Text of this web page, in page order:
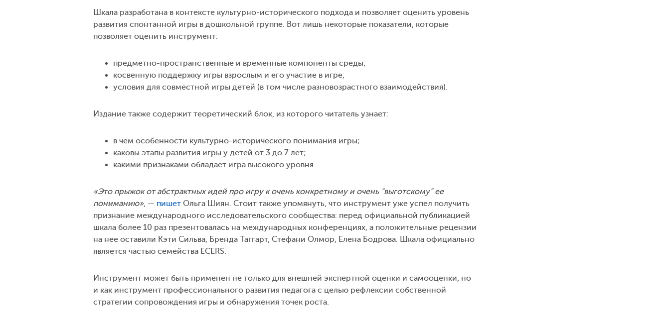
Шкала разработана в контексте культурно-исторического подхода и позволяет оценить уровень
развития спонтанной игры в дошкольной группе. Вот лишь некоторые показатели, которые
позволяет оценить инструмент:
предметно-пространственные и временные компоненты среды;
косвенную поддержку игры взрослым и его участие в игре;
условия для совместной игры детей (в том числе разновозрастного взаимодействия).
Издание также содержит теоретический блок, из которого читатель узнает:
в чем особенности культурно-исторического понимания игры;
каковы этапы развития игры у детей от 3 до 7 лет;
какими признаками обладает игра высокого уровня.
«Это прыжок от абстрактных идей про игру к очень конкретному и очень “выготскому” ее
пониманию», — пишет Ольга Шиян. Стоит также упомянуть, что инструмент уже успел получить
признание международного исследовательского сообщества: перед официальной публикацией
шкала более 10 раз презентовалась на международных конференциях, а положительные рецензии
на нее оставили Кэти Сильва, Бренда Таггарт, Стефани Олмор, Елена Бодрова. Шкала официально
является частью семейства ECERS.
Инструмент может быть применен не только для внешней экспертной оценки и самооценки, но
и как инструмент профессионального развития педагога с целью рефлексии собственной
стратегии сопровождения игры и обнаружения точек роста.